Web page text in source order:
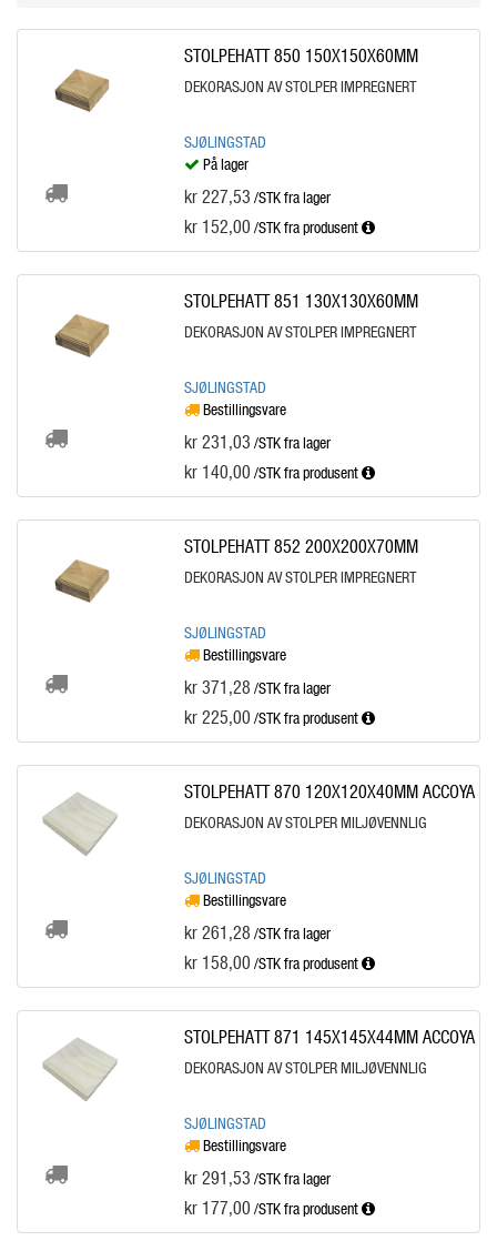
STOLPEHATT 850 150X150X60MM
DEKORASJON AV STOLPER IMPREGNERT
SJØLINGSTAD
På lager
kr 227,53 /STK fra lager
kr 152,00 /STKfra produsent
STOLPEHATT 851 130X130X60MM
DEKORASJON AV STOLPER IMPREGNERT
SJØLINGSTAD
Bestillingsvare
kr 231,03 /STK fra lager
kr 140,00 /STKfra produsent
STOLPEHATT 852 200X200X70MM
DEKORASJON AV STOLPER IMPREGNERT
SJØLINGSTAD
Bestillingsvare
kr 371,28 /STK fra lager
kr 225,00 /STKfra produsent
STOLPEHATT 870 120X120X40MM ACCOYA
DEKORASJON AV STOLPER MILJØVENNLIG
SJØLINGSTAD
Bestillingsvare
kr 261,28 /STK fra lager
kr 158,00 /STKfra produsent
STOLPEHATT 871 145X145X44MM ACCOYA
DEKORASJON AV STOLPER MILJØVENNLIG
SJØLINGSTAD
Bestillingsvare
kr 291,53 /STK fra lager
kr 177,00 /STKfra produsent